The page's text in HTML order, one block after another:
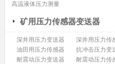
高温液体压力测量
矿用压力传感器变送器
深井用压力变送器 深井用压力传
油田用压力传感器
抗冲击压力变
耐震动压力变送器
耐震动压力传